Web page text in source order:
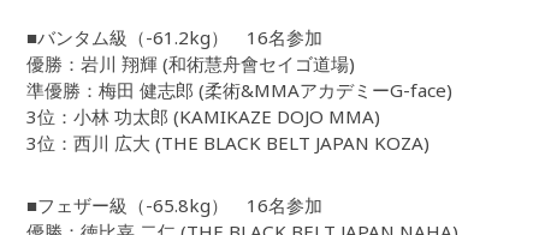
■バンタム級（-61.2kg） 16名参加
優勝：岩川 翔輝 (和術慧舟會セイゴ道場)
準優勝：梅田 健志郎 (柔術&MMAアカデミーG-face)
3位：小林 功太郎 (KAMIKAZE DOJO MMA)
3位：西川 広大 (THE BLACK BELT JAPAN KOZA)
■フェザー級（-65.8kg） 16名参加